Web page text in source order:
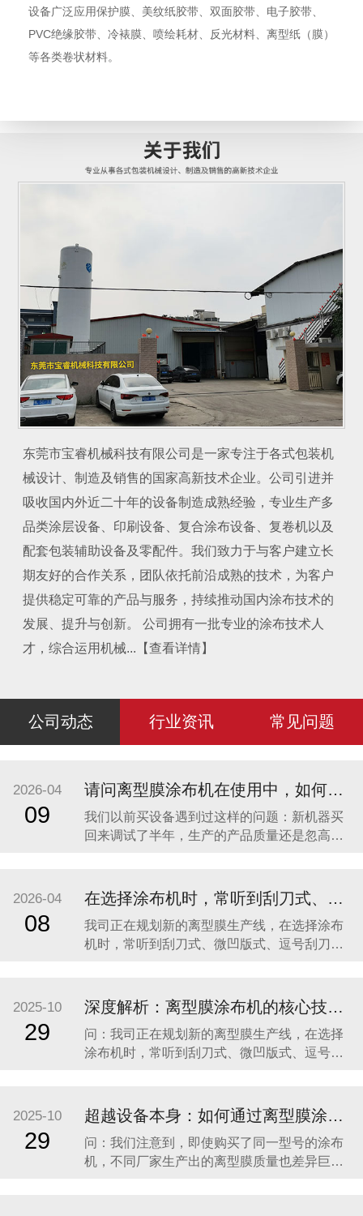
设备广泛应用保护膜、美纹纸胶带、双面胶带、电子胶带、
PVC绝缘胶带、冷裱膜、喷绘耗材、反光材料、离型纸（膜）
等各类卷状材料。
东莞市宝睿机械科技有限公司是一家专注于各式包装机
械设计、制造及销售的国家高新技术企业。公司引进并
吸收国内外近二十年的设备制造成熟经验，专业生产多
品类涂层设备、印刷设备、复合涂布设备、复卷机以及
配套包装辅助设备及零配件。我们致力于与客户建立长
期友好的合作关系，团队依托前沿成熟的技术，为客户
提供稳定可靠的产品与服务，持续推动国内涂布技术的
发展、提升与创新。 公司拥有一批专业的涂布技术人
才，综合运用机械...【查看详情】
公司动态 行业资讯 常见问题
2026-04
09
请问离型膜涂布机在使用中，如何保证产品质量的长期稳定性？如果出现剥离力波动，该从哪些方面排查？
我们以前买设备遇到过这样的问题：新机器买
回来调试了半年，生产的产品质量还是忽高忽
品质量的长期稳定性？如果出现剥离力波动，
该从哪些方面排查？ 这恰恰点明了行业的本
质：“七分工艺，三分设备”。一台先进的涂布机
是精密的“
2026-04
08
在选择涂布机时，常听到刮刀式、微凹版式、逗号刮刀等多种涂布方式，它们之间究竟有何区别？我们应如何根据自身产品定位进行科学选型？
我司正在规划新的离型膜生产线，在选择涂布
机时，常听到刮刀式、微凹版式、逗号刮刀等
方式的选择直接决定了离型膜产品的性能下限
和上限，是生产线投资的基石。选对了，事半
功倍；选错了，可能从一开始就输在了起跑线
上。目前市面
2025-10
29
深度解析：离型膜涂布机的核心技术与应用选型指南
问：我司正在规划新的离型膜生产线，在选择
涂布机时，常听到刮刀式、微凹版式、逗号刮
答： 这是一个非常核心且专业的问题。涂布方
式的选择直接决定了离型膜产品的性能下限和
上限，是生产线投资的基石。下面我们为您详
细解析
2025-10
29
超越设备本身：如何通过离型膜涂布机工艺赋能，打造产品核心竞争力？
问：我们注意到，即使购买了同一型号的涂布
机，不同厂家生产出的离型膜质量也差异巨